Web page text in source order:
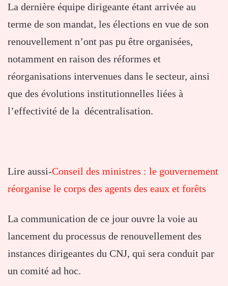
La dernière équipe dirigeante étant arrivée au
terme de son mandat, les élections en vue de son
renouvellement n’ont pas pu être organisées,
notamment en raison des réformes et
réorganisations intervenues dans le secteur, ainsi
que des évolutions institutionnelles liées à
l’effectivité de la décentralisation.
Lire aussi-Conseil des ministres : le gouvernement
réorganise le corps des agents des eaux et forêts
La communication de ce jour ouvre la voie au
lancement du processus de renouvellement des
instances dirigeantes du CNJ, qui sera conduit par
un comité ad hoc.